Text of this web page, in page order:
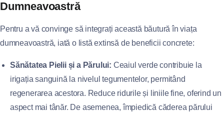
Dumneavoastră
Pentru a vă convinge să integrați această băutură în viața
dumneavoastră, iată o listă extinsă de beneficii concrete:
Sănătatea Pielii și a Părului: Ceaiul verde contribuie la
irigația sanguină la nivelul tegumentelor, permitând
regenerarea acestora. Reduce ridurile și liniile fine, oferind un
aspect mai tânăr. De asemenea, împiedică căderea părului